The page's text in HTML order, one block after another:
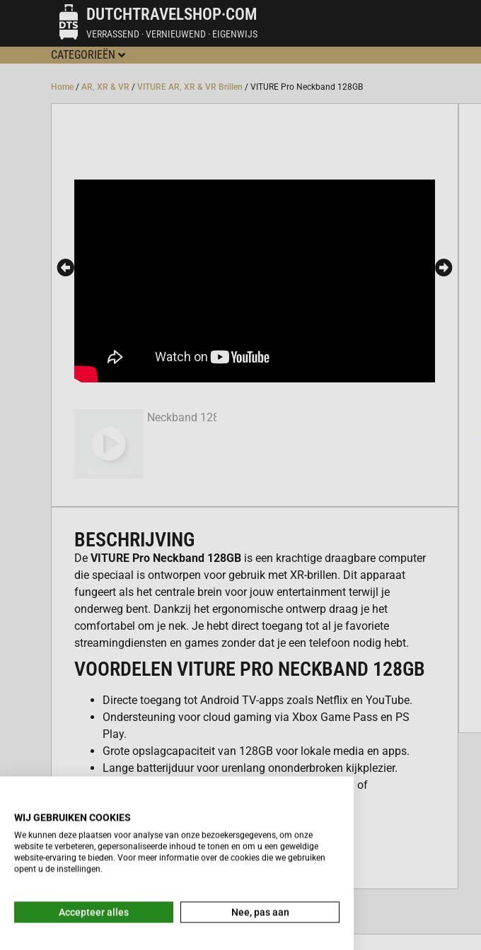
DUTCHTRAVELSHOP·COM
VERRASSEND · VERNIEUWEND · EIGENWIJS
CATEGORIEËN
Home / AR, XR & VR / VITURE AR, XR & VR Brillen / VITURE Pro Neckband 128GB
BESCHRIJVING
De VITURE Pro Neckband 128GB is een krachtige draagbare computer
die speciaal is ontworpen voor gebruik met XR-brillen. Dit apparaat
fungeert als het centrale brein voor jouw entertainment terwijl je
onderweg bent. Dankzij het ergonomische ontwerp draag je het
comfortabel om je nek. Je hebt direct toegang tot al je favoriete
streamingdiensten en games zonder dat je een telefoon nodig hebt.
VOORDELEN VITURE PRO NECKBAND 128GB
Directe toegang tot Android TV-apps zoals Netflix en YouTube.
Ondersteuning voor cloud gaming via Xbox Game Pass en PS
Play.
Grote opslagcapaciteit van 128GB voor lokale media en apps.
Lange batterijduur voor urenlang ononderbroken kijkplezier.
Eenvoudige bediening via de ingebouwde knoppen of
KRACHTIGE PROCESSOR VOOR XR-ERVARINGEN
voor het aansturen van virtuele schermen. Hierdoor geniet je van een
vloeiende interface en snelle laadtijden bij al je applicaties.
Lees meer
WIJ GEBRUIKEN COOKIES
We kunnen deze plaatsen voor analyse van onze bezoekersgegevens, om onze
website te verbeteren, gepersonaliseerde inhoud te tonen en om u een geweldige
website-ervaring te bieden. Voor meer informatie over de cookies die we gebruiken
opent u de instellingen.
Accepteer alles Nee, pas aan